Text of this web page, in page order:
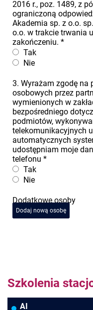
2016 r., poz. 1489, z
ograniczoną
Akademia sp. z o.o.
o.o. w trakcie trwania
zakończeniu. *
Tak
Nie
3. Wyrażam zgodę na
osobowych przez
wymienionych w
bezpośredniego
podmiotów,
telekomunikacyjnych
automatycznych
udostępniam moje
telefonu *
Tak
Nie
Dodatkowe osoby
Dodaj nową osobę
Szkolenia
AI